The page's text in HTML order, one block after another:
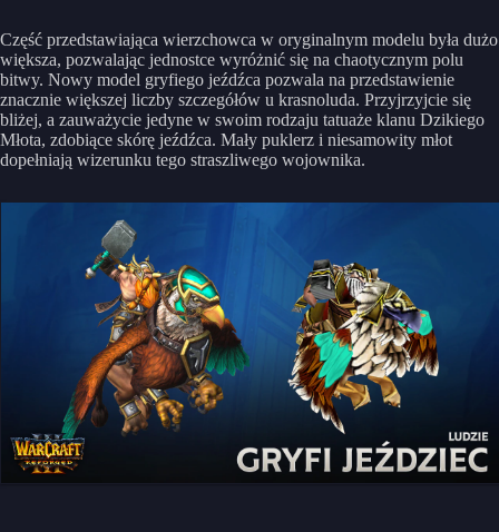
Część przedstawiająca wierzchowca w oryginalnym modelu była dużo
większa, pozwalając jednostce wyróżnić się na chaotycznym polu
bitwy. Nowy model gryfiego jeźdźca pozwala na przedstawienie
znacznie większej liczby szczegółów u krasnoluda. Przyjrzyjcie się
bliżej, a zauważycie jedyne w swoim rodzaju tatuaże klanu Dzikiego
Młota, zdobiące skórę jeźdźca. Mały puklerz i niesamowity młot
dopełniają wizerunku tego straszliwego wojownika.